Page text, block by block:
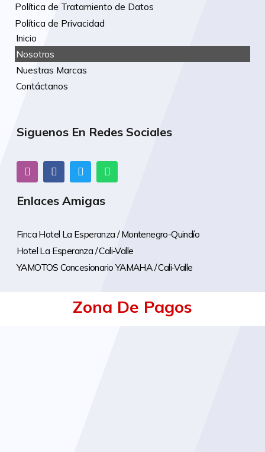
Política de Tratamiento de Datos
Política de Privacidad
Inicio
Nosotros
Nuestras Marcas
Contáctanos
Siguenos En Redes Sociales
Enlaces Amigas
Finca Hotel La Esperanza / Montenegro-Quindío
Hotel La Esperanza / Cali-Valle
YAMOTOS Concesionario YAMAHA / Cali-Valle
Zona De Pagos